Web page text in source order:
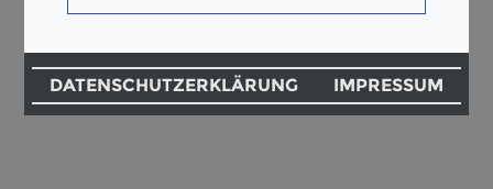
DATENSCHUTZERKLÄRUNG IMPRESSUM